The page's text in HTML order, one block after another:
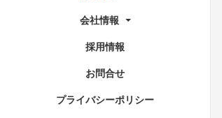
会社情報
採用情報
お問合せ
プライバシーポリシー